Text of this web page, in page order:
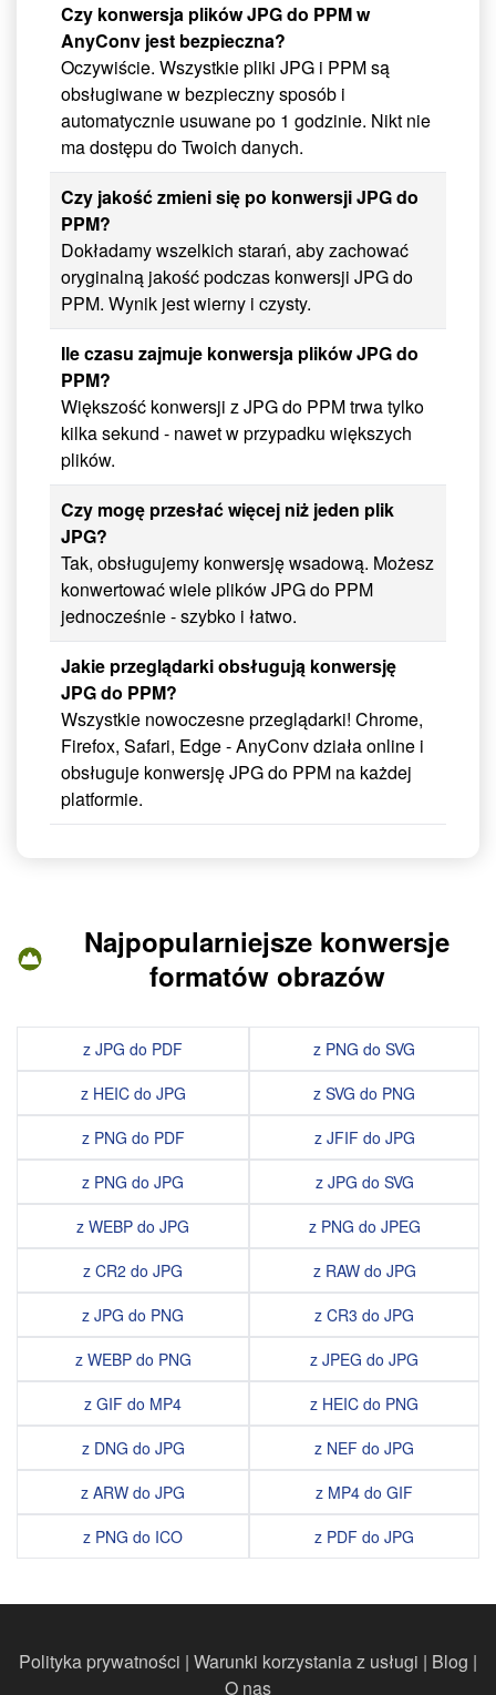
Czy konwersja plików JPG do PPM w
AnyConv jest bezpieczna?
Oczywiście. Wszystkie pliki JPG i PPM są
obsługiwane w bezpieczny sposób i
automatycznie usuwane po 1 godzinie. Nikt nie
ma dostępu do Twoich danych.
Czy jakość zmieni się po konwersji JPG do
PPM?
Dokładamy wszelkich starań, aby zachować
oryginalną jakość podczas konwersji JPG do
PPM. Wynik jest wierny i czysty.
Ile czasu zajmuje konwersja plików JPG do
PPM?
Większość konwersji z JPG do PPM trwa tylko
kilka sekund - nawet w przypadku większych
plików.
Czy mogę przesłać więcej niż jeden plik
JPG?
Tak, obsługujemy konwersję wsadową. Możesz
konwertować wiele plików JPG do PPM
jednocześnie - szybko i łatwo.
Jakie przeglądarki obsługują konwersję
JPG do PPM?
Wszystkie nowoczesne przeglądarki! Chrome,
Firefox, Safari, Edge - AnyConv działa online i
obsługuje konwersję JPG do PPM na każdej
platformie.
Najpopularniejsze konwersje
formatów obrazów
z JPG do PDF
z HEIC do JPG
z PNG do PDF
z PNG do JPG
z WEBP do JPG
z CR2 do JPG
z JPG do PNG
z WEBP do PNG
z GIF do MP4
z DNG do JPG
z ARW do JPG
z PNG do ICO
z PNG do SVG
z SVG do PNG
z JFIF do JPG
z JPG do SVG
z PNG do JPEG
z RAW do JPG
z CR3 do JPG
z JPEG do JPG
z HEIC do PNG
z NEF do JPG
z MP4 do GIF
z PDF do JPG
Polityka prywatności | Warunki korzystania z usługi | Blog |
O nas